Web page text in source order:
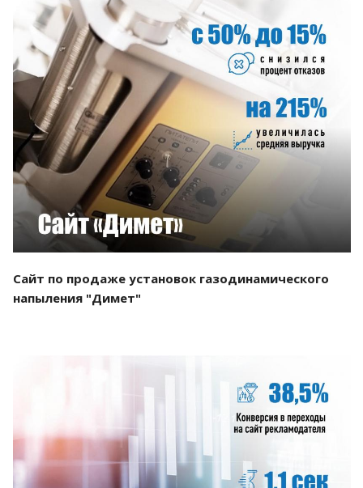
Смотреть проект
Сайт по продаже установок газодинамического
напыления "Димет"